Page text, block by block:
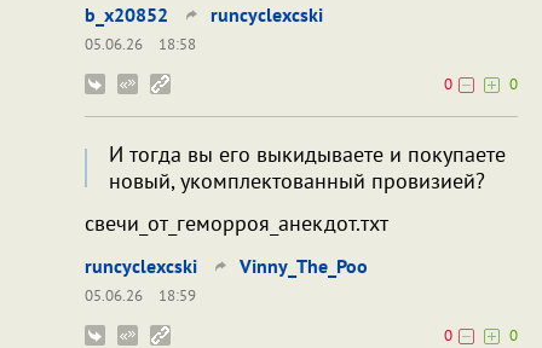
b_x20852 runcyclexcski
05.06.26
18:58
0
0
И тогда вы его выкидываете и покупаете
новый, укомплектованный провизией?
свечи_от_геморроя_анекдот.тхт
runcyclexcski Vinny_The_Poo
05.06.26
18:59
0
0